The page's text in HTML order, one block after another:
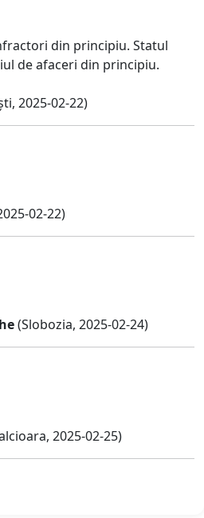
din principiu. Statul
de afaceri din principiu.
2025-02-22)
02-22)
(Slobozia, 2025-02-24)
2025-02-25)